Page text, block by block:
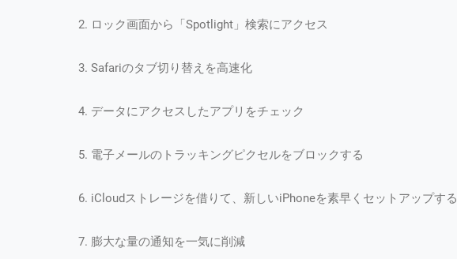
2. ロック画面から「Spotlight」検索にアクセス
3. Safariのタブ切り替えを高速化
4. データにアクセスしたアプリをチェック
5. 電子メールのトラッキングピクセルをブロックする
6. iCloudストレージを借りて、新しいiPhoneを素早くセットアップする
7. 膨大な量の通知を一気に削減